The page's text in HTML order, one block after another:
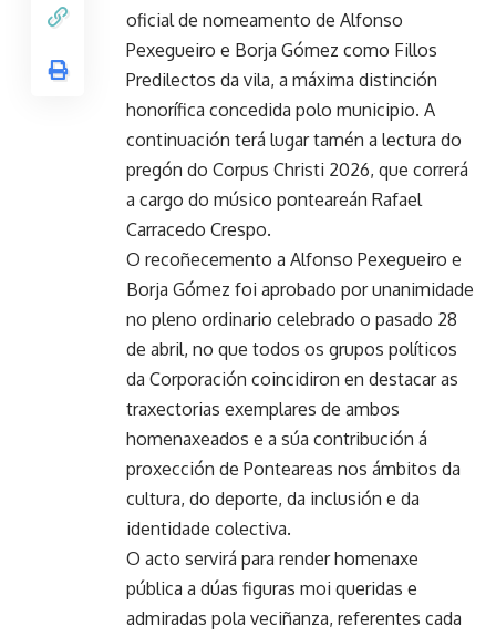
oficial de nomeamento de Alfonso
Pexegueiro e Borja Gómez como Fillos
Predilectos da vila, a máxima distinción
honorífica concedida polo municipio. A
continuación terá lugar tamén a lectura do
pregón do Corpus Christi 2026, que correrá
a cargo do músico ponteareán Rafael
Carracedo Crespo.
O recoñecemento a Alfonso Pexegueiro e
Borja Gómez foi aprobado por unanimidade
no pleno ordinario celebrado o pasado 28
de abril, no que todos os grupos políticos
da Corporación coincidiron en destacar as
traxectorias exemplares de ambos
homenaxeados e a súa contribución á
proxección de Ponteareas nos ámbitos da
cultura, do deporte, da inclusión e da
identidade colectiva.
O acto servirá para render homenaxe
pública a dúas figuras moi queridas e
admiradas pola veciñanza, referentes cada